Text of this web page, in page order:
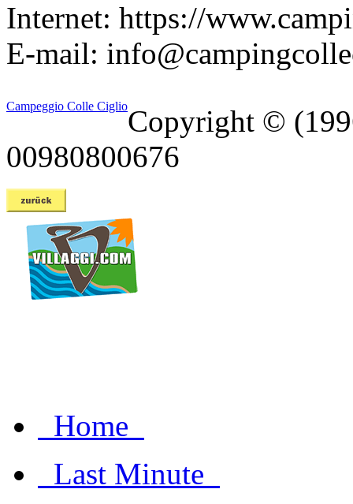
Internet: https://
E-mail:
Campeggio Colle CiglioCopyright ©
00980800676
Home
Last Minute